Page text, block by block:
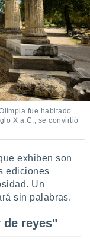
fue habitado
X a.C., se convirtió
exhiben son
ediciones
Un
sin palabras.
de reyes"